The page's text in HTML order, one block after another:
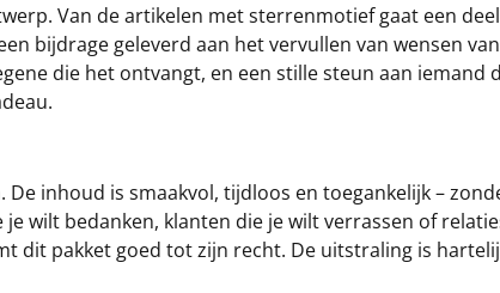
Van de artikelen met sterrenmotief gaat een
bijdrage geleverd aan het vervullen van wensen
die het ontvangt, en een stille steun aan iemand
inhoud is smaakvol, tijdloos en toegankelijk –
wilt bedanken, klanten die je wilt verrassen of
dit pakket goed tot zijn recht. De uitstraling is